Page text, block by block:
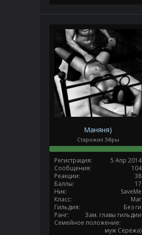
Маняня)
Старожил Эйры
Регистрация
5 Апр 2014
Сообщения
104
Реакции
38
Баллы
17
Ник
SaveMe
Класс
Маг
Гильдия
Без ги
Ранг
Зам. главы гильдии
Семейное положение
муж Серёжа)